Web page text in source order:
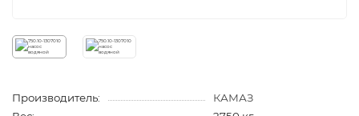
Производитель:
КАМАЗ